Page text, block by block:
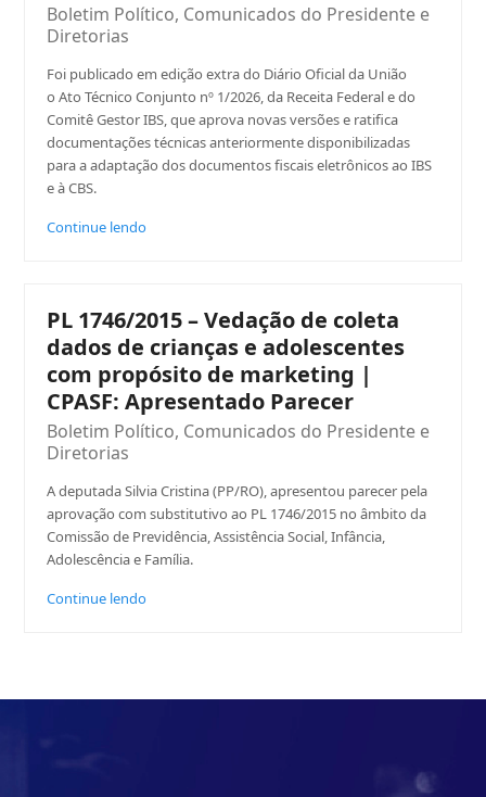
Boletim Político, Comunicados do Presidente e
Diretorias
Foi publicado em edição extra do Diário Oficial da União
o Ato Técnico Conjunto nº 1/2026, da Receita Federal e do
Comitê Gestor IBS, que aprova novas versões e ratifica
documentações técnicas anteriormente disponibilizadas
para a adaptação dos documentos fiscais eletrônicos ao IBS
e à CBS.
Continue lendo
PL 1746/2015 – Vedação de coleta
dados de crianças e adolescentes
com propósito de marketing |
CPASF: Apresentado Parecer
Boletim Político, Comunicados do Presidente e
Diretorias
A deputada Silvia Cristina (PP/RO), apresentou parecer pela
aprovação com substitutivo ao PL 1746/2015 no âmbito da
Comissão de Previdência, Assistência Social, Infância,
Adolescência e Família.
Continue lendo